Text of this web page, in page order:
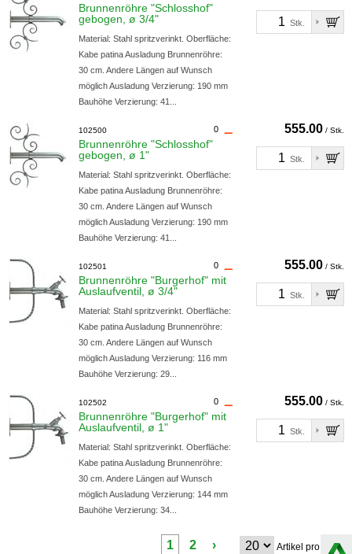
Brunnenröhre "Schlosshof"
gebogen, ø 3/4"
Material: Stahl spritzverinkt. Oberfläche:
Kabe patina Ausladung Brunnenröhre:
30 cm. Andere Längen auf Wunsch
möglich Ausladung Verzierung: 190 mm
Bauhöhe Verzierung: 41...
Stk.
0
102500
Brunnenröhre "Schlosshof"
gebogen, ø 1"
Material: Stahl spritzverinkt. Oberfläche:
Kabe patina Ausladung Brunnenröhre:
30 cm. Andere Längen auf Wunsch
möglich Ausladung Verzierung: 190 mm
Bauhöhe Verzierung: 41...
555.00 / Stk.
Stk.
0
102501
Brunnenröhre "Burgerhof" mit
Auslaufventil, ø 3/4"
Material: Stahl spritzverinkt. Oberfläche:
Kabe patina Ausladung Brunnenröhre:
30 cm. Andere Längen auf Wunsch
möglich Ausladung Verzierung: 116 mm
Bauhöhe Verzierung: 29...
555.00 / Stk.
Stk.
0
102502
Brunnenröhre "Burgerhof" mit
Auslaufventil, ø 1"
Material: Stahl spritzverinkt. Oberfläche:
Kabe patina Ausladung Brunnenröhre:
30 cm. Andere Längen auf Wunsch
möglich Ausladung Verzierung: 144 mm
Bauhöhe Verzierung: 34...
555.00 / Stk.
Stk.
1 2 › Artikel pro Seite